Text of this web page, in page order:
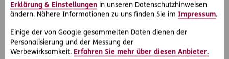
Erklärung & Einstellungen in unseren Datenschutzhinweisen
ändern. Nähere Informationen zu uns finden Sie im Impressum.
Einige der von Google gesammelten Daten dienen der
Personalisierung und der Messung der
Werbewirksamkeit. Erfahren Sie mehr über diesen Anbieter.
Die vertragliche Verkehrssicherungspflicht darf nicht
überspannt werden und findet die Grenze in der
Zumutbarkeit, was vom Einzelfall abhängt, so der OGH.